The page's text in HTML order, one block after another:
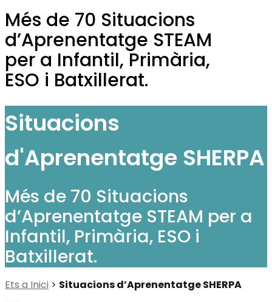
Més de 70 Situacions
d’Aprenentatge STEAM
per a Infantil, Primària,
ESO i Batxillerat.
Situacions
d'Aprenentatge SHERPA
Més de 70 Situacions
d’Aprenentatge STEAM per a
Infantil, Primària, ESO i
Batxillerat.
Ets a Inici > Situacions d’Aprenentatge SHERPA